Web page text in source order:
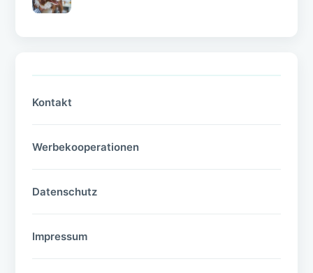
Kontakt
Werbekooperationen
Datenschutz
Impressum